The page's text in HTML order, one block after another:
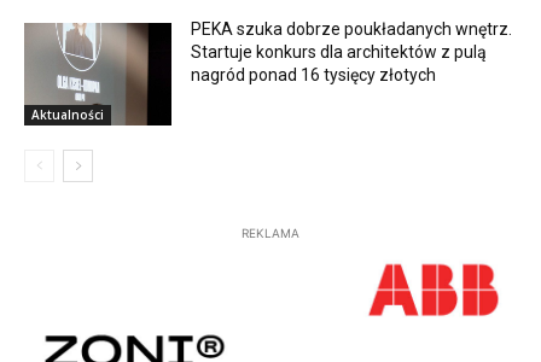
Aktualności
PEKA szuka dobrze poukładanych wnętrz.
Startuje konkurs dla architektów z pulą
nagród ponad 16 tysięcy złotych
REKLAMA